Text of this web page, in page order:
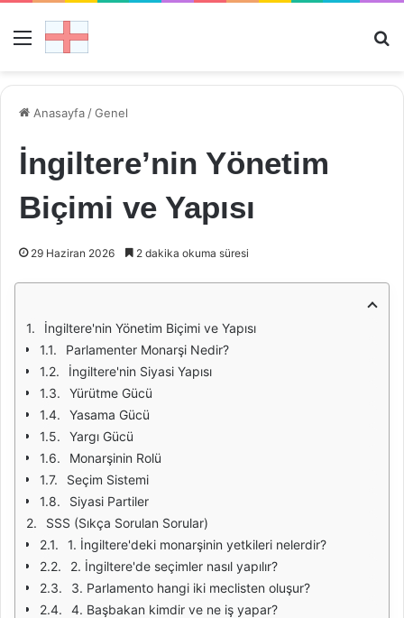
Menü
Anasayfa /Genel
İngiltere’nin Yönetim
Biçimi ve Yapısı
29 Haziran 2026 2 dakika okuma süresi
İngiltere'nin Yönetim Biçimi ve Yapısı
Parlamenter Monarşi Nedir?
İngiltere'nin Siyasi Yapısı
Yürütme Gücü
Yasama Gücü
Yargı Gücü
Monarşinin Rolü
Seçim Sistemi
Siyasi Partiler
SSS (Sıkça Sorulan Sorular)
1. İngiltere'deki monarşinin yetkileri nelerdir?
2. İngiltere'de seçimler nasıl yapılır?
3. Parlamento hangi iki meclisten oluşur?
4. Başbakan kimdir ve ne iş yapar?